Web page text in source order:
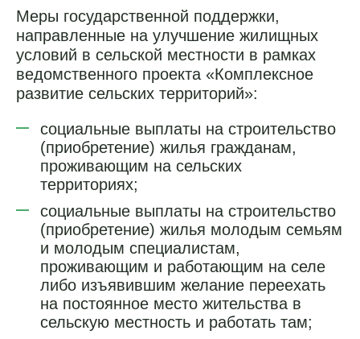
Меры государственной поддержки,
направленные на улучшение жилищных
условий в сельской местности в рамках
ведомственного проекта «Комплексное
развитие сельских территорий»:
социальные выплаты на строительство
(приобретение) жилья гражданам,
проживающим на сельских
территориях;
социальные выплаты на строительство
(приобретение) жилья молодым семьям
и молодым специалистам,
проживающим и работающим на селе
либо изъявившим желание переехать
на постоянное место жительства в
сельскую местность и работать там;